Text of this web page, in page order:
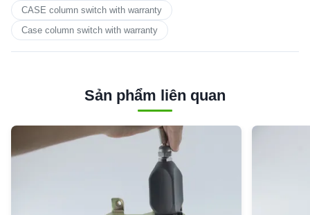
CASE column switch with warranty
Case column switch with warranty
Sản phẩm liên quan